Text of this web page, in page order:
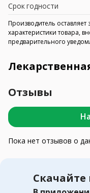
Срок годности
Производитель
характеристики товара,
предварительного
Отзывы
Пока нет отзывов о